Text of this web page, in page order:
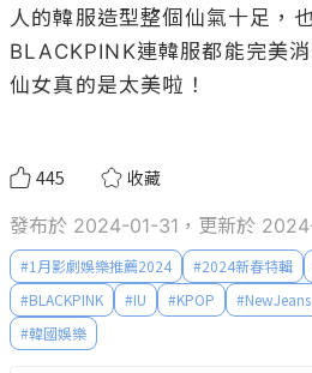
人的韓服造型整個仙氣十足，
BLACKPINK連韓服都能完美
仙女真的是太美啦！
445 收藏
發布於 2024-01-31，更新於
#1月影劇娛樂推薦2024 #2024新春特輯
#BLACKPINK #IU #KPOP #NewJeans
#韓國娛樂